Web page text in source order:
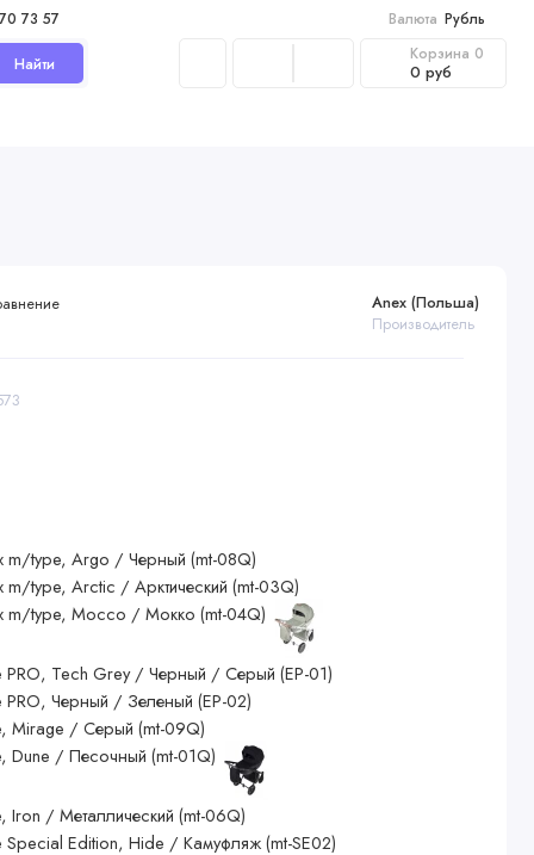
73 57 Валюта Рубль
Найти Корзина 0
0 руб
Anex (Польша)
Производитель